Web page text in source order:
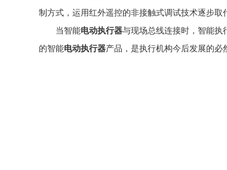
制方式，运用红外遥控的非接触式调试技术逐步取
当智能电动执行器与现场总线连接时，智能执
的智能电动执行器产品，是执行机构今后发展的